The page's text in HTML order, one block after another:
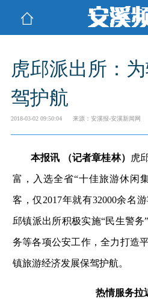
虎邱派出所：
驾护航
2018-03-02 09:50:04 来源：安溪报-安溪新闻网
本报讯 （记者章桂林） 虎
富，入选全省“十佳旅游休闲
客，仅2017年就有32000余名
邱镇派出所积极实施“民生警
务等各项公安工作，全力打造
镇旅游经济发展保驾护航。
热情服务拉